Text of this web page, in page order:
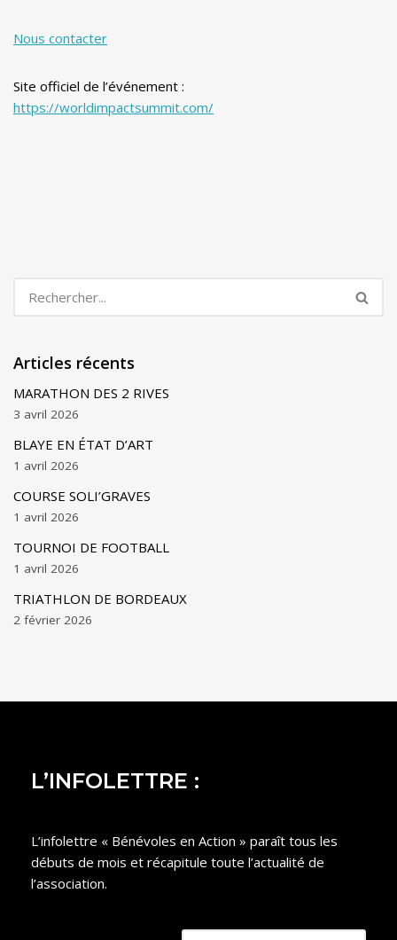
Nous contacter
Site officiel de l’événement :
https://worldimpactsummit.com/
Articles récents
MARATHON DES 2 RIVES
3 avril 2026
BLAYE EN ÉTAT D’ART
1 avril 2026
COURSE SOLI’GRAVES
1 avril 2026
TOURNOI DE FOOTBALL
1 avril 2026
TRIATHLON DE BORDEAUX
2 février 2026
L’INFOLETTRE :
L’infolettre « Bénévoles en Action » paraît tous les
débuts de mois et récapitule toute l’actualité de
l’association.